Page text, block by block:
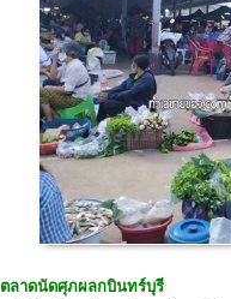
ตลาดนัดศุภผลกบินทร์บุรี